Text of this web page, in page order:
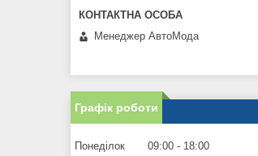
Менеджер АвтоМода
Графік роботи
Понеділок 09:00
18:00